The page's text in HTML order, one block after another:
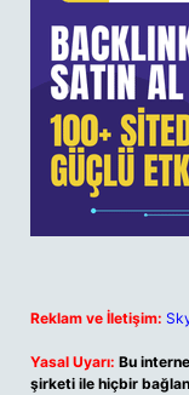
Reklam ve İletişim:
Yasal Uyarı: Bu
şirketi ile hiçbir